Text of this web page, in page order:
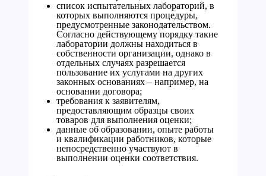
список испытательных лабораторий, в
которых выполняются процедуры,
предусмотренные законодательством.
Согласно действующему порядку такие
лаборатории должны находиться в
собственности организации, однако в
отдельных случаях разрешается
пользование их услугами на других
законных основаниях – например, на
основании договора;
требования к заявителям,
предоставляющим образцы своих
товаров для выполнения оценки;
данные об образовании, опыте работы
и квалификации работников, которые
непосредственно участвуют в
выполнении оценки соответствия.